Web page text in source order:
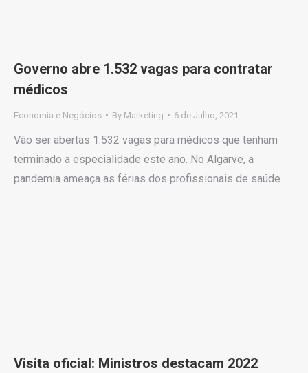
Governo abre 1.532 vagas para contratar
médicos
Economia e Negócios By Marketing 6 de Julho, 2021
Vão ser abertas 1.532 vagas para médicos que tenham
terminado a especialidade este ano. No Algarve, a
pandemia ameaça as férias dos profissionais de saúde.
Visita oficial: Ministros destacam 2022